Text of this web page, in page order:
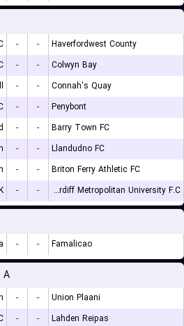
- -
Haverfordwest County
- -
Colwyn Bay
- -
Connah's Quay
- -
Penybont
- -
Barry Town FC
- -
Llandudno FC
- -
Briton Ferry Athletic FC
- - Cardiff Metropolitan University F.C.
- - Famalicao
A
- -
Union Plaani
- - Lahden Reipas